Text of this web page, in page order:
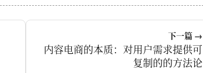
下一篇 →
内容电商的本质：对用户需求提供可
复制的的方法论